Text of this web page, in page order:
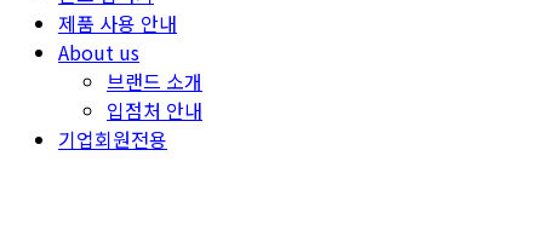
제품 사용 안내
About us
브랜드 소개
입점처 안내
기업회원전용